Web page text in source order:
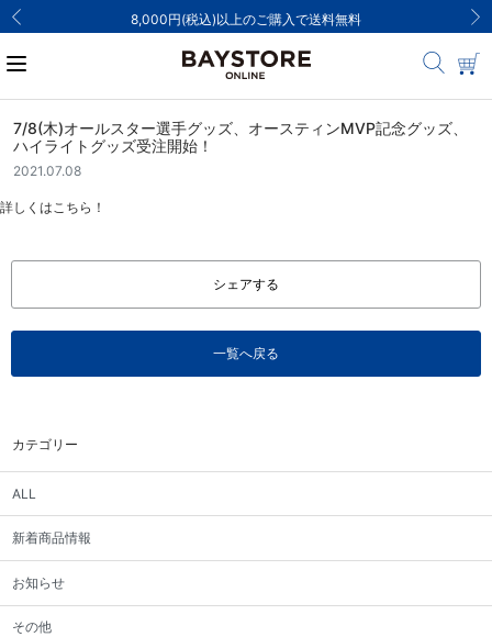
ご注文集中による発送についてのお知ら
カテゴリー
ALL
新着商品情報
お知らせ
その他
7/8(木)オールスター選手グッズ、オースティンMVP記念グッズ、
ハイライトグッズ受注開始！
2021.07.08
詳しくはこちら！
シェアする
一覧へ戻る